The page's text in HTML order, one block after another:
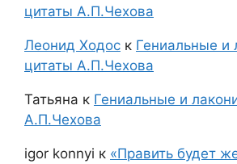
цитаты А.П.Чехова
Леонид Ходос к Гениальные и
цитаты А.П.Чехова
Татьяна к Гениальные и
А.П.Чехова
igor konnyi к «Править будет